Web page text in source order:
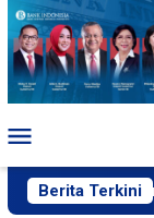
Loncat
konten
Mobile
Berita Terkini
Kehutanan